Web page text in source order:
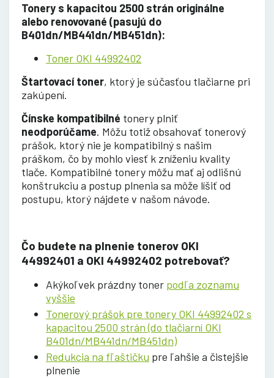
Tonery s kapacitou 2500 strán originálne
alebo renovované (pasujú do
B401dn/MB441dn/MB451dn):
Toner OKI 44992402
Štartovací toner, ktorý je súčasťou tlačiarne pri
zakúpení.
Čínske kompatibilné tonery plniť
neodporúčame. Môžu totiž obsahovať tonerový
prášok, ktorý nie je kompatibilný s našim
práškom, čo by mohlo viesť k zníženiu kvality
tlače. Kompatibilné tonery môžu mať aj odlišnú
konštrukciu a postup plnenia sa môže líšiť od
postupu, ktorý nájdete v našom návode.
Čo budete na plnenie tonerov OKI
44992401 a OKI 44992402 potrebovať?
Akýkoľvek prázdny toner podľa zoznamu
vyššie
Tonerový prášok pre tonery OKI 44992402 s
kapacitou 2500 strán (do tlačiarní OKI
B401dn/MB441dn/MB451dn)
Redukcia na fľaštičku pre ľahšie a čistejšie
plnenie